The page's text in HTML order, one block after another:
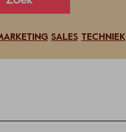
SALES TECHNIEK